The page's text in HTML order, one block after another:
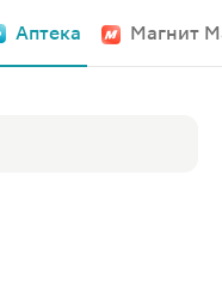
Аптека Магнит